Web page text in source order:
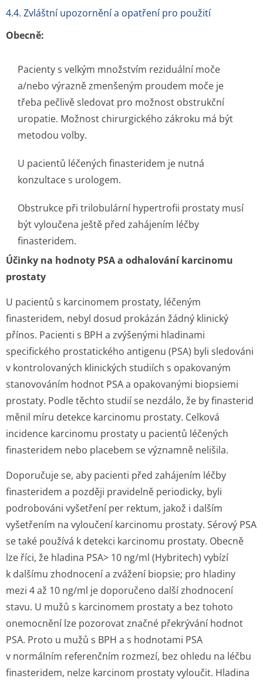
4.4. Zvláštní upozornění a opatření pro použití
Obecně:
Pacienty s velkým množstvím reziduální moče
a/nebo výrazně zmenšeným proudem moče je
třeba pečlivě sledovat pro možnost obstrukční
uropatie. Možnost chirurgického zákroku má být
metodou volby.
U pacientů léčených finasteridem je nutná
konzultace s urologem.
Obstrukce při trilobulární hypertrofii prostaty musí
být vyloučena ještě před zahájením léčby
finasteridem.
Účinky na hodnoty PSA a odhalování karcinomu
prostaty
U pacientů s karcinomem prostaty, léčeným
finasteridem, nebyl dosud prokázán žádný klinický
přínos. Pacienti s BPH a zvýšenými hladinami
specifického prostatického antigenu (PSA) byli sledováni
v kontrolovaných klinických studiích s opakovaným
stanovováním hodnot PSA a opakovanými biopsiemi
prostaty. Podle těchto studií se nezdálo, že by finasterid
měnil míru detekce karcinomu prostaty. Celková
incidence karcinomu prostaty u pacientů léčených
finasteridem nebo placebem se významně nelišila.
Doporučuje se, aby pacienti před zahájením léčby
finasteridem a později pravidelně periodicky, byli
podrobováni vyšetření per rektum, jakož i dalším
vyšetřením na vyloučení karcinomu prostaty. Sérový PSA
se také používá k detekci karcinomu prostaty. Obecně
lze říci, že hladina PSA> 10 ng/ml (Hybritech) vybízí
k dalšímu zhodnocení a zvážení biopsie; pro hladiny
mezi 4 až 10 ng/ml je doporučeno další zhodnocení
stavu. U mužů s karcinomem prostaty a bez tohoto
onemocnění lze pozorovat značné překrývání hodnot
PSA. Proto u mužů s BPH a s hodnotami PSA
v normálním referenčním rozmezí, bez ohledu na léčbu
finasteridem, nelze karcinom prostaty vyloučit. Hladina